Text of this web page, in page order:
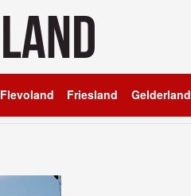
Flevoland Friesland Gelderland